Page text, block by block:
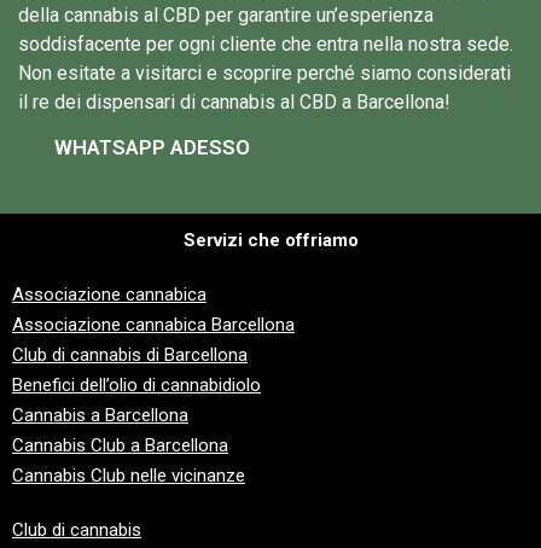
della cannabis al CBD per garantire un’esperienza
soddisfacente per ogni cliente che entra nella nostra sede.
Non esitate a visitarci e scoprire perché siamo considerati
il re dei dispensari di cannabis al CBD a Barcellona!
WHATSAPP ADESSO
Servizi che offriamo
Associazione cannabica
Associazione cannabica Barcellona
Club di cannabis di Barcellona
Benefici dell’olio di cannabidiolo
Cannabis a Barcellona
Cannabis Club a Barcellona
Cannabis Club nelle vicinanze
Club di cannabis